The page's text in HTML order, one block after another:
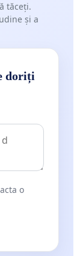
tăceți.
și a
doriți
o